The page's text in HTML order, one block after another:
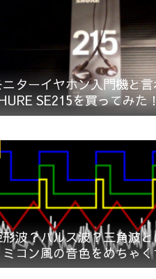
ニターイヤホン入門機と
SE215を買ってみた
波？パルス波？三角波
コン風の音色をめちゃ
説明してみた（動画）